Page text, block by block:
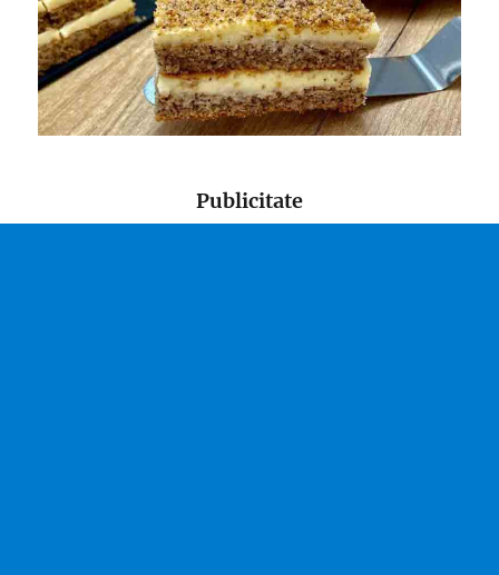
Publicitate